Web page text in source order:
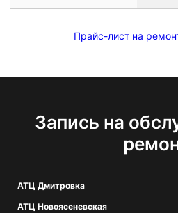
Прайс-лист на
Запись на
АТЦ Дмитровка
АТЦ Новоясеневская